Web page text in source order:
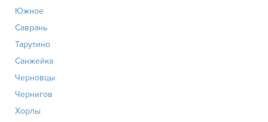
Южное
Саврань
Тарутино
Санжейка
Черновцы
Чернигов
Хорлы